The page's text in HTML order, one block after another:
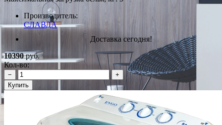
Производитель:
СЛАВДА
Доставка сегодня!
10390руб.
Кол-во:
−
+
Купить